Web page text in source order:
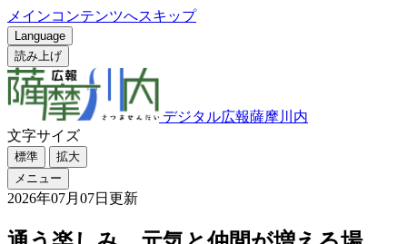
メインコンテンツへスキップ
Language
読み上げ
デジタル広報薩摩川内
文字サイズ
標準
拡大
メニュー
2026年07月07日更新